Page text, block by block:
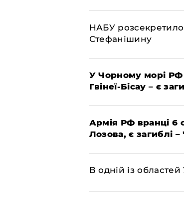
НАБУ
Стефанішину
У Чорному морі РФ
Гвінеї-Бісау – є
Армія РФ вранці 6
Лозова, є загиблі
В одній із